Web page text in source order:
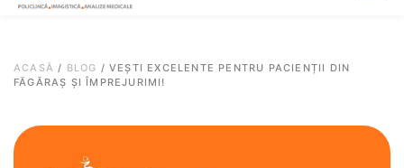
ACASĂ / BLOG /VEȘTI EXCELENTE PENTRU PACIENȚII DIN
FĂGĂRAȘ ȘI ÎMPREJURIMI!